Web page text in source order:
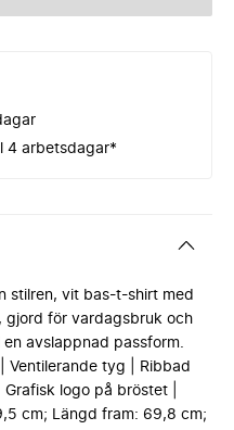
4 arbetsdagar*
stilren, vit bas-t-shirt med
gjord för vardagsbruk och
avslappnad passform.
Ventilerande tyg | Ribbad
logo på bröstet |
cm; Längd fram: 69,8 cm;